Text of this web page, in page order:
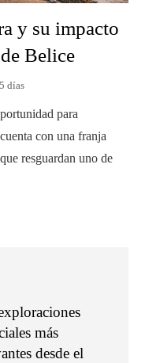
y su impacto
Belice
días
para
con una franja
resguardan uno de
más
desde el